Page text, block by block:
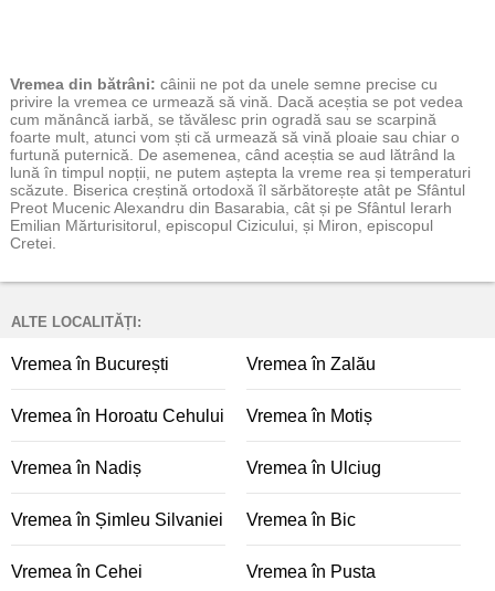
Vremea din bătrâni: câinii ne pot da unele semne precise cu
privire la vremea ce urmează să vină. Dacă aceștia se pot vedea
cum mănâncă iarbă, se tăvălesc prin ogradă sau se scarpină
foarte mult, atunci vom ști că urmează să vină ploaie sau chiar o
furtună puternică. De asemenea, când aceștia se aud lătrând la
lună în timpul nopții, ne putem aștepta la vreme rea și temperaturi
scăzute. Biserica creștină ortodoxă îl sărbătorește atât pe Sfântul
Preot Mucenic Alexandru din Basarabia, cât și pe Sfântul Ierarh
Emilian Mărturisitorul, episcopul Cizicului, și Miron, episcopul
Cretei.
ALTE LOCALITĂȚI:
Vremea în București Vremea în Zalău
Vremea în Horoatu Cehului Vremea în Motiș
Vremea în Nadiș Vremea în Ulciug
Vremea în Șimleu Silvaniei Vremea în Bic
Vremea în Cehei Vremea în Pusta